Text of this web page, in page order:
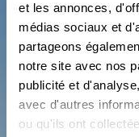
et les annonces,
médias sociaux et
partageons
notre site avec nos
publicité et
avec d'autres
ou qu'ils ont